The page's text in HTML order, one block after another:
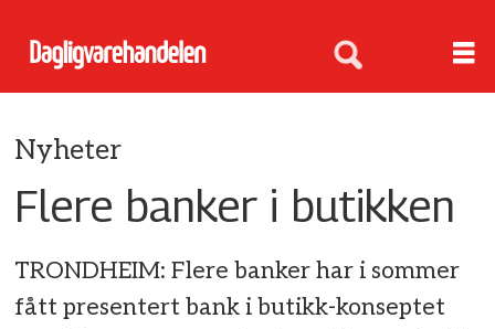
Nyheter
Flere banker i butikken
TRONDHEIM: Flere banker har i sommer
fått presentert bank i butikk-konseptet